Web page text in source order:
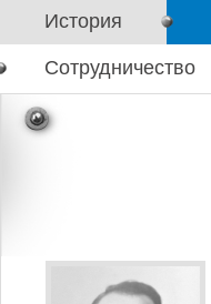
История
Сотрудничество